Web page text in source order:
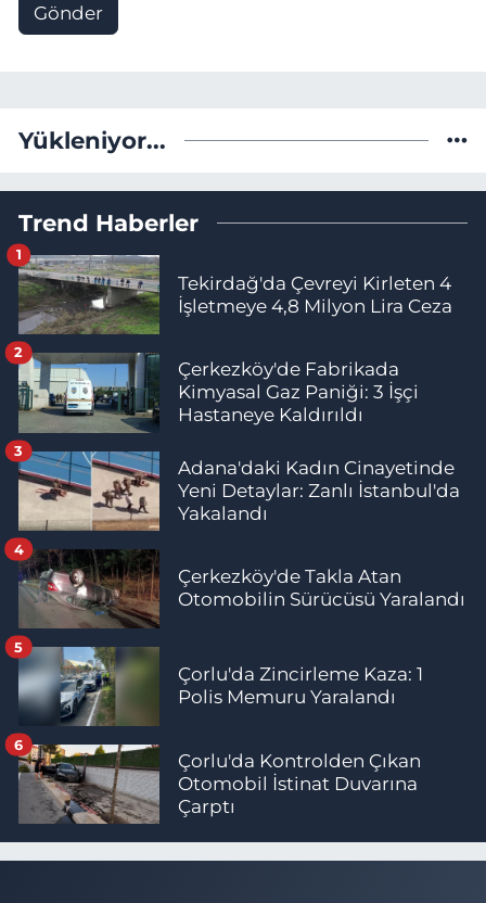
Gönder
Yükleniyor...
Trend Haberler
Tekirdağ'da Çevreyi Kirleten 4
İşletmeye 4,8 Milyon Lira Ceza
1
Çerkezköy'de Fabrikada
Kimyasal Gaz Paniği: 3 İşçi
Hastaneye Kaldırıldı
2
Adana'daki Kadın Cinayetinde
Yeni Detaylar: Zanlı İstanbul'da
Yakalandı
3
Çerkezköy'de Takla Atan
Otomobilin Sürücüsü Yaralandı
4
Çorlu'da Zincirleme Kaza: 1
Polis Memuru Yaralandı
5
Çorlu'da Kontrolden Çıkan
Otomobil İstinat Duvarına
Çarptı
6